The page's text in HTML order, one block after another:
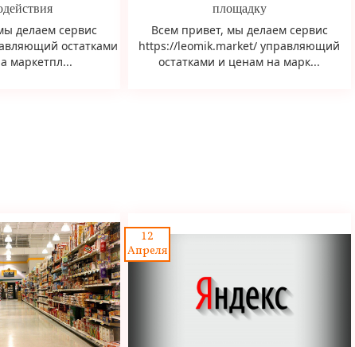
делаем сервис
остатками
маркетпл...
площадку
Всем привет, мы делаем сервис
https://leomik.market/ управляющий
остатками и ценам на марк...
12
Апреля